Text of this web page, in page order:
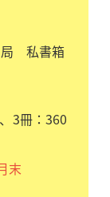
局 私書箱
3冊：360
末